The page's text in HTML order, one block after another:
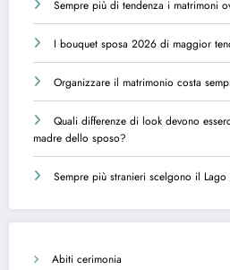
Sempre più di tendenza i matrimoni
I bouquet sposa 2026 di maggior
Organizzare il matrimonio costa
Quali differenze di look devono
madre dello sposo?
Sempre più stranieri scelgono il
Abiti cerimonia